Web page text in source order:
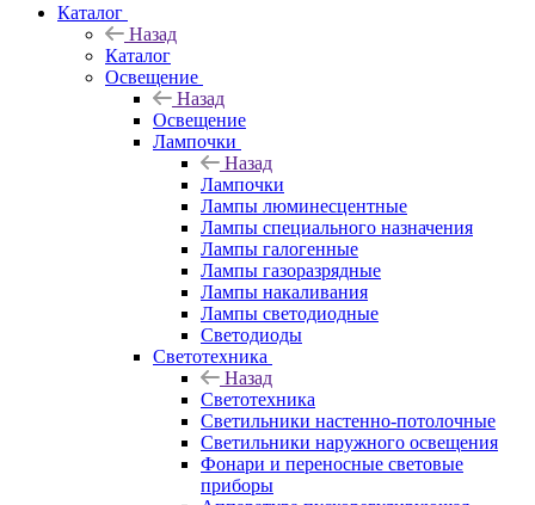
Каталог
Назад
Каталог
Освещение
Назад
Освещение
Лампочки
Назад
Лампочки
Лампы люминесцентные
Лампы специального назначения
Лампы галогенные
Лампы газоразрядные
Лампы накаливания
Лампы светодиодные
Светодиоды
Светотехника
Назад
Светотехника
Светильники настенно-потолочные
Светильники наружного освещения
Фонари и переносные световые
приборы